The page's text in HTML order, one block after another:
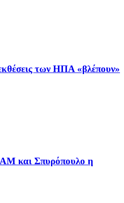
των ΗΠΑ «βλέπουν»
και Σπυρόπουλο η